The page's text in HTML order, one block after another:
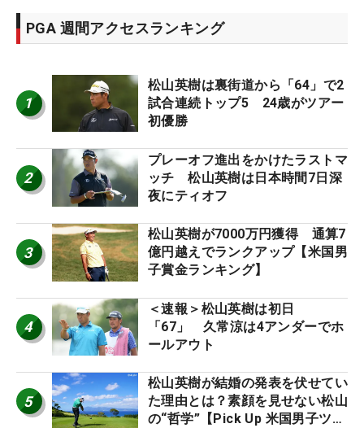
PGA 週間アクセスランキング
1
松山英樹は裏街道から「64」で2
試合連続トップ5 24歳がツアー
初優勝
2
プレーオフ進出をかけたラストマ
ッチ 松山英樹は日本時間7日深
夜にティオフ
3
松山英樹が7000万円獲得 通算7
億円越えでランクアップ【米国男
子賞金ランキング】
4
＜速報＞松山英樹は初日
「67」 久常涼は4アンダーでホ
ールアウト
5
松山英樹が結婚の発表を伏せてい
た理由とは？素顔を見せない松山
の“哲学”【Pick Up 米国男子ツア